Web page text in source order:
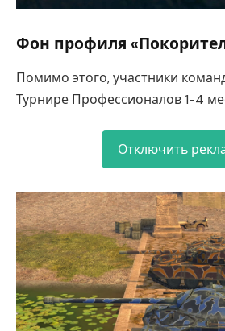
Фон профиля
Помимо этого, участники
Турнире Профессионалов 1-4
Отключить